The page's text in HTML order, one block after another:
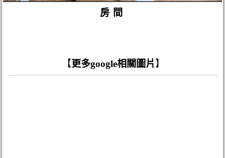
房間
【 更多google相關圖片 】